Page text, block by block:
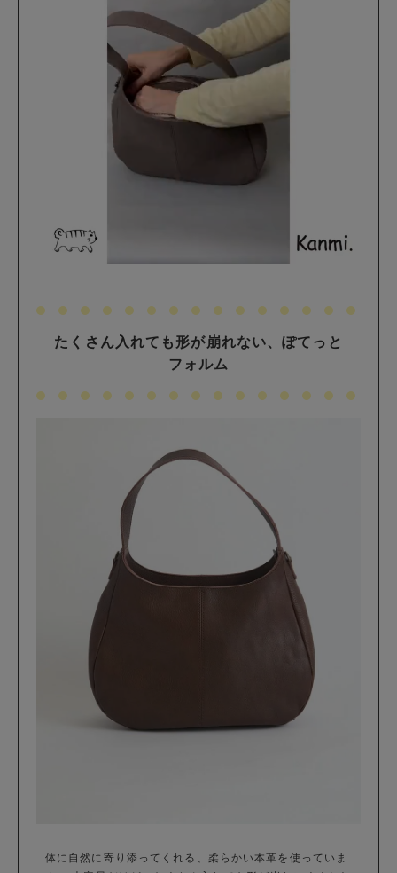
たくさん入れても形が崩れない、ぽてっと
フォルム
体に自然に寄り添ってくれる、柔らかい本革を使っていま